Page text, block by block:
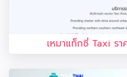
เหมาแท็กซี่ Taxi ร